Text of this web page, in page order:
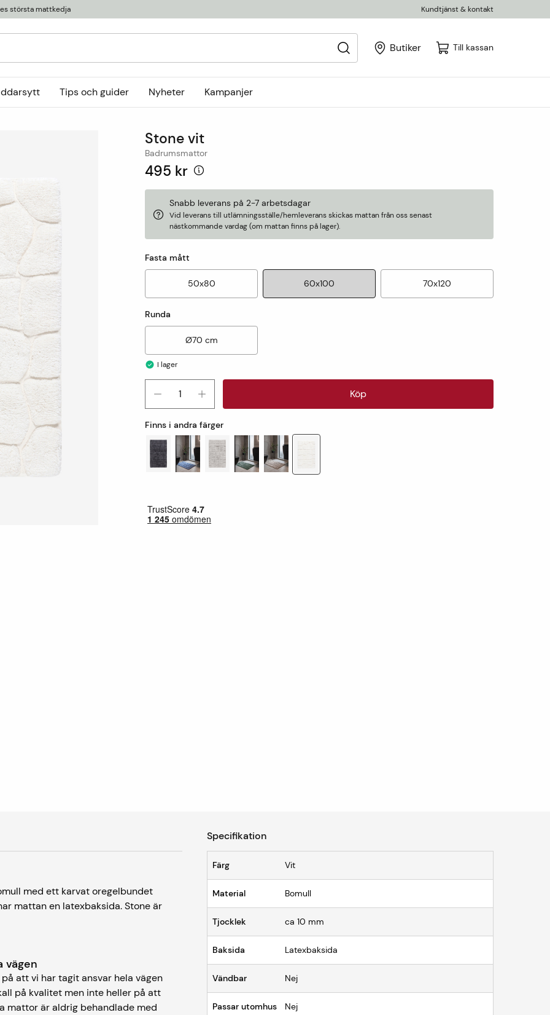
största mattkedja Kundtjänst & kontakt
Butiker Till kassan
Utemattor
Viskosmattor
Tillbehör
InHouse Group
Online only
Tips och guider Nyheter Kampanjer
Stone vit
Badrumsmattor
495 kr
Snabb leverans på 2-7 arbetsdagar
Vid leverans till utlämningsställe/hemleverans skickas mattan från oss senast
nästkommande vardag (om mattan finns på lager).
Fasta mått
50x80 60x100 70x120
Runda
Ø70 cm
I lager
Köp
Finns i andra färger
med ett karvat oregelbundet
mattan en latexbaksida. Stone är
vägen
att vi har tagit ansvar hela vägen
på kvalitet men inte heller på att
mattor är aldrig behandlade med
Specifikation
Färg Vit
Material Bomull
Tjocklek ca 10 mm
Baksida Latexbaksida
Vändbar Nej
Passar utomhus Nej